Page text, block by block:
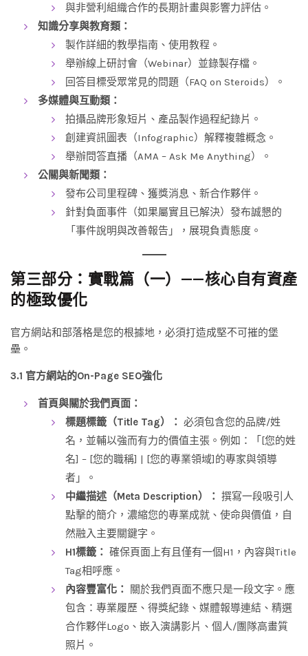
與非營利組織合作的長期計畫與影響力評估。
知識分享與教育類：
製作詳細的教學指南、使用教程。
舉辦線上研討會（Webinar）並錄製存檔。
回答目標受眾常見的問題（FAQ on Steroids）。
多媒體與互動類：
拍攝品牌形象短片、產品製作過程紀錄片。
創建資訊圖表（Infographic）解釋複雜概念。
舉辦問答直播（AMA – Ask Me Anything）。
公關與新聞類：
發布公司里程碑、獲獎消息、新合作夥伴。
針對負面事件（如果屬實且已解決）發布誠懇的
「事件說明與改善報告」，展現負責態度。
第三部分：實戰篇（一）——核心自有資產
的極致優化
官方網站和部落格是您的根據地，必須打造成堅不可摧的堡
壘。
3.1 官方網站的On-Page SEO強化
首頁與關於我們頁面：
標題標籤（Title Tag）： 必須包含您的品牌/姓
名，並輔以強而有力的價值主張。例如：「[您的姓
名] – [您的職稱] | [您的專業領域]的專家與領導
者」。
中繼描述（Meta Description）： 撰寫一段吸引人
點擊的簡介，濃縮您的專業成就、使命與價值，自
然融入主要關鍵字。
H1標籤： 確保頁面上有且僅有一個H1，內容與Title
Tag相呼應。
內容豐富化：
關於我們頁面不應只是一段文字。應
包含：專業履歷、得獎紀錄、媒體報導連結、精選
合作夥伴Logo、嵌入演講影片、個人/團隊高畫質
照片。